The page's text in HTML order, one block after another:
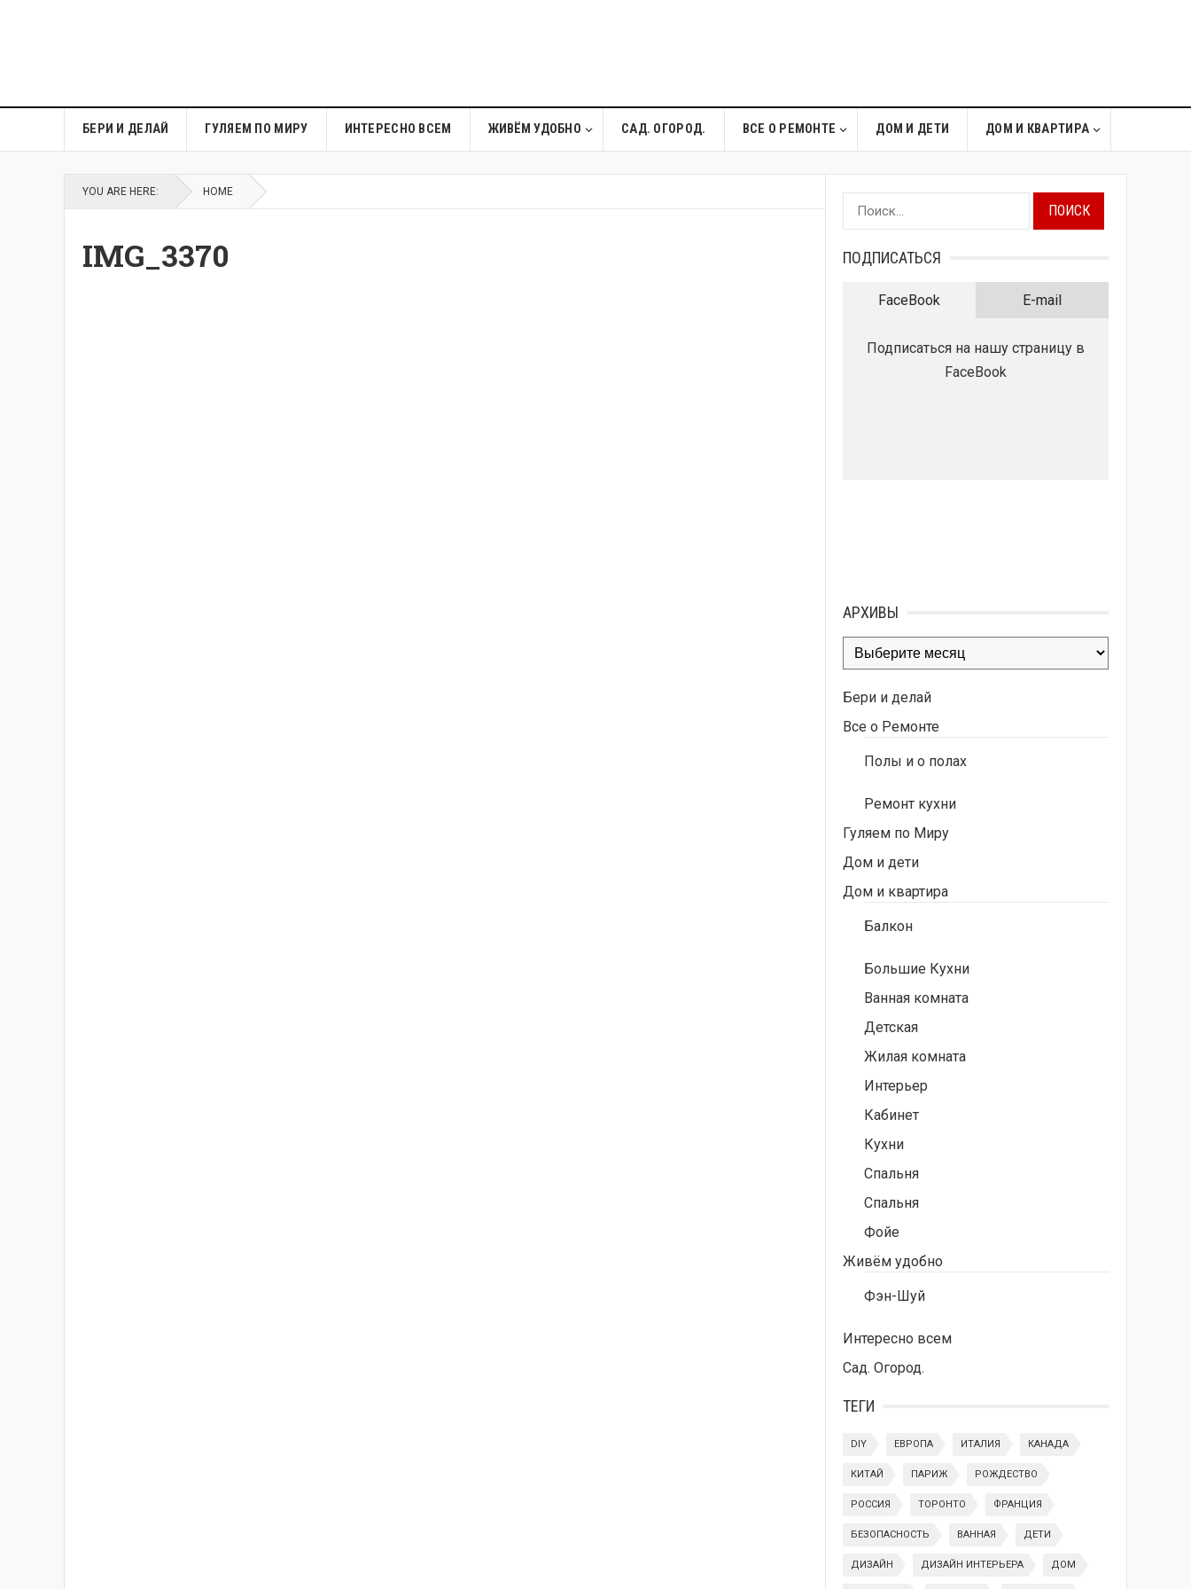
БЕРИ И ДЕЛАЙ ГУЛЯЕМ ПО МИРУ ИНТЕРЕСНО ВСЕМ ЖИВЁМ УДОБНО САД. ОГОРОД. ВСЕ О РЕМОНТЕ ДОМ И ДЕТИ ДОМ И КВАРТИРА
YOU ARE HERE: HOME
IMG_3370
Найти:
ПОДПИСАТЬСЯ
FaceBook E-mail
Подписаться на нашу страницу в
FaceBook
АРХИВЫ
Архивы
Бери и делай
Все о Ремонте
Полы и о полах
Ремонт кухни
Гуляем по Миру
Дом и дети
Дом и квартира
Балкон
Большие Кухни
Ванная комната
Детская
Жилая комната
Интерьер
Кабинет
Кухни
Спальня
Спальня
Фойе
Живём удобно
Фэн-Шуй
Интересно всем
Сад. Огород.
ТЕГИ
DIY ЕВРОПА ИТАЛИЯ КАНАДА
КИТАЙ ПАРИЖ РОЖДЕСТВО
РОССИЯ ТОРОНТО ФРАНЦИЯ
БЕЗОПАСНОСТЬ ВАННАЯ ДЕТИ
ДИЗАЙН ДИЗАЙН ИНТЕРЬЕРА ДОМ